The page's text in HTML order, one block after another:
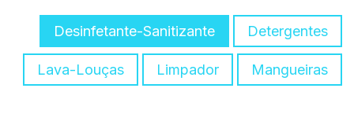
Desinfetante-Sanitizante Detergentes
Lava-Louças Limpador Mangueiras